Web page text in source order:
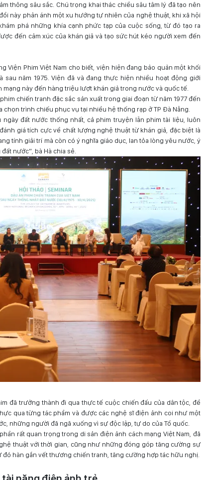
thông sâu sắc. Chú trọng khai thác chiều sâu tâm lý đã tạo nên
này phản ánh một xu hướng tự nhiên của nghệ thuật, khi xã hội
phá những khía cạnh phức tạp của cuộc sống, từ đó tạo ra
đến cảm xúc của khán giả và tạo sức hút kéo người xem đến
Viện Phim Việt Nam cho biết, viện hiện đang bảo quản một khối
năm 1975. Viện đã và đang thực hiện nhiều hoạt động giới
này đến hàng triệu lượt khán giả trong nước và quốc tế.
chiến tranh đặc sắc sản xuất trong giai đoạn từ năm 1977 đến
chọn trình chiếu phục vụ tại nhiều hệ thống rạp ở TP Đà Nẵng.
đất nước thống nhất, cả phim truyện lẫn phim tài liệu, luôn
giá tích cực về chất lượng nghệ thuật từ khán giả, đặc biệt là
tính giải trí mà còn có ý nghĩa giáo dục, lan tỏa lòng yêu nước, ý
nước”, bà Hà chia sẻ.
đã trưởng thành đi qua thực tế cuộc chiến đấu của dân tộc, đề
qua từng tác phẩm và được các nghệ sĩ điện ảnh coi như một
những người đã ngã xuống vì sự độc lập, tự do của Tổ quốc.
rất quan trọng trong di sản điện ảnh cách mạng Việt Nam, đã
thuật với thời gian, cũng như những đóng góp tăng cường sự
hàn gắn vết thương chiến tranh, tăng cường hợp tác hữu nghị.